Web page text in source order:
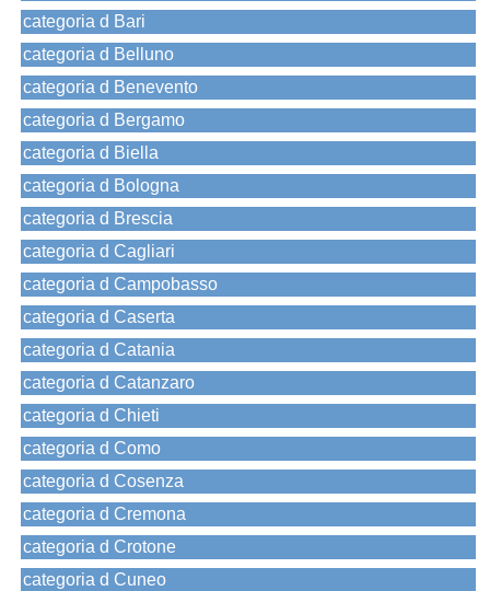
categoria d Bari
categoria d Belluno
categoria d Benevento
categoria d Bergamo
categoria d Biella
categoria d Bologna
categoria d Brescia
categoria d Cagliari
categoria d Campobasso
categoria d Caserta
categoria d Catania
categoria d Catanzaro
categoria d Chieti
categoria d Como
categoria d Cosenza
categoria d Cremona
categoria d Crotone
categoria d Cuneo